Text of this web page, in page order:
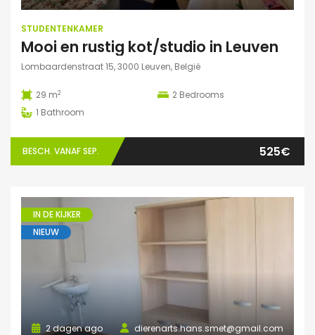
STUDENTENKAMER
Mooi en rustig kot/studio in Leuven
Lombaardenstraat 15, 3000 Leuven, België
29 m2 2 Bedrooms
1 Bathroom
BESCH. VANAF SEP. 525€
IN DE KIJKER
NIEUW
dierenarts.hans.smet@gmail.com
2 dagen ago